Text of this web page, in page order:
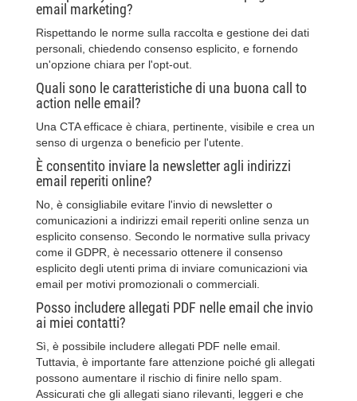
email marketing?
Rispettando le norme sulla raccolta e gestione dei dati
personali, chiedendo consenso esplicito, e fornendo
un'opzione chiara per l'opt-out.
Quali sono le caratteristiche di una buona call to
action nelle email?
Una CTA efficace è chiara, pertinente, visibile e crea un
senso di urgenza o beneficio per l'utente.
È consentito inviare la newsletter agli indirizzi
email reperiti online?
No, è consigliabile evitare l'invio di newsletter o
comunicazioni a indirizzi email reperiti online senza un
esplicito consenso. Secondo le normative sulla privacy
come il GDPR, è necessario ottenere il consenso
esplicito degli utenti prima di inviare comunicazioni via
email per motivi promozionali o commerciali.
Posso includere allegati PDF nelle email che invio
ai miei contatti?
Sì, è possibile includere allegati PDF nelle email.
Tuttavia, è importante fare attenzione poiché gli allegati
possono aumentare il rischio di finire nello spam.
Assicurati che gli allegati siano rilevanti, leggeri e che